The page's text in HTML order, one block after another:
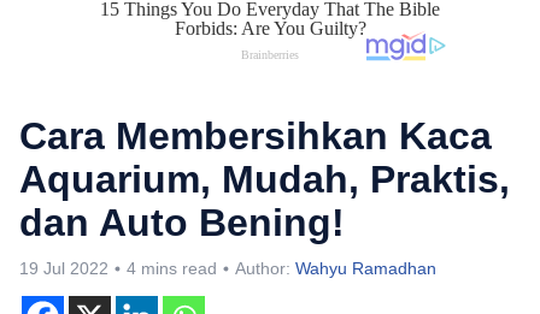
Cara Membersihkan Kaca
Aquarium, Mudah, Praktis,
dan Auto Bening!
19 Jul 2022 4 mins read Author: Wahyu Ramadhan